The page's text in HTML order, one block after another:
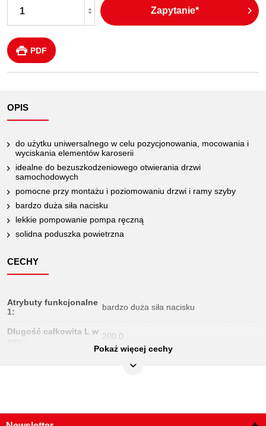
Zapytanie*
PDF
OPIS
do użytku uniwersalnego w celu pozycjonowania, mocowania i
wyciskania elementów karoserii
idealne do bezuszkodzeniowego otwierania drzwi
samochodowych
pomocne przy montażu i poziomowaniu drzwi i ramy szyby
bardzo duża siła nacisku
lekkie pompowanie pompa ręczną
solidna poduszka powietrzna
CECHY
Atrybuty funkcjonalne
1:
bardzo duża siła nacisku
Długość całkowita L w 200.0
Pokaż więcej cechy